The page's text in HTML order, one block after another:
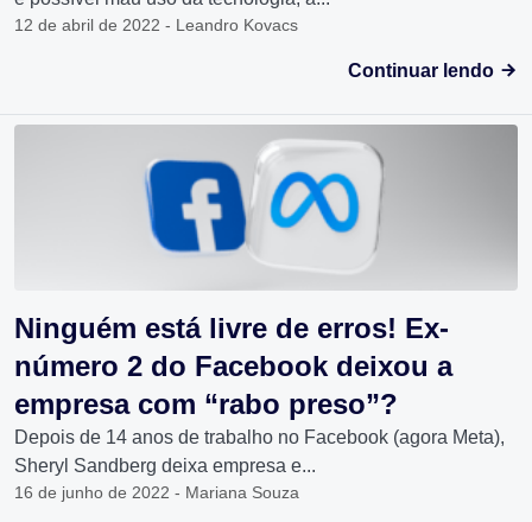
12 de abril de 2022 - Leandro Kovacs
Continuar lendo
Ninguém está livre de erros! Ex-
número 2 do Facebook deixou a
empresa com “rabo preso”?
Depois de 14 anos de trabalho no Facebook (agora Meta),
Sheryl Sandberg deixa empresa e...
16 de junho de 2022 - Mariana Souza